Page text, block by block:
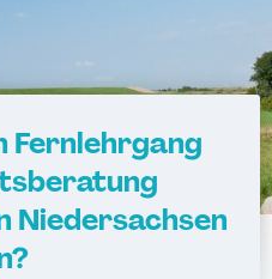
Fernlehrgang
Niedersachsen